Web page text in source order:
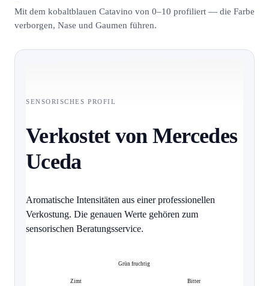
Mit dem kobaltblauen Catavino von 0–10 profiliert — die Farbe
verborgen, Nase und Gaumen führen.
SENSORISCHES PROFIL
Verkostet von Mercedes
Uceda
Aromatische Intensitäten aus einer professionellen
Verkostung. Die genauen Werte gehören zum
sensorischen Beratungsservice.
Grün fruchtig
Bitter
Zimt